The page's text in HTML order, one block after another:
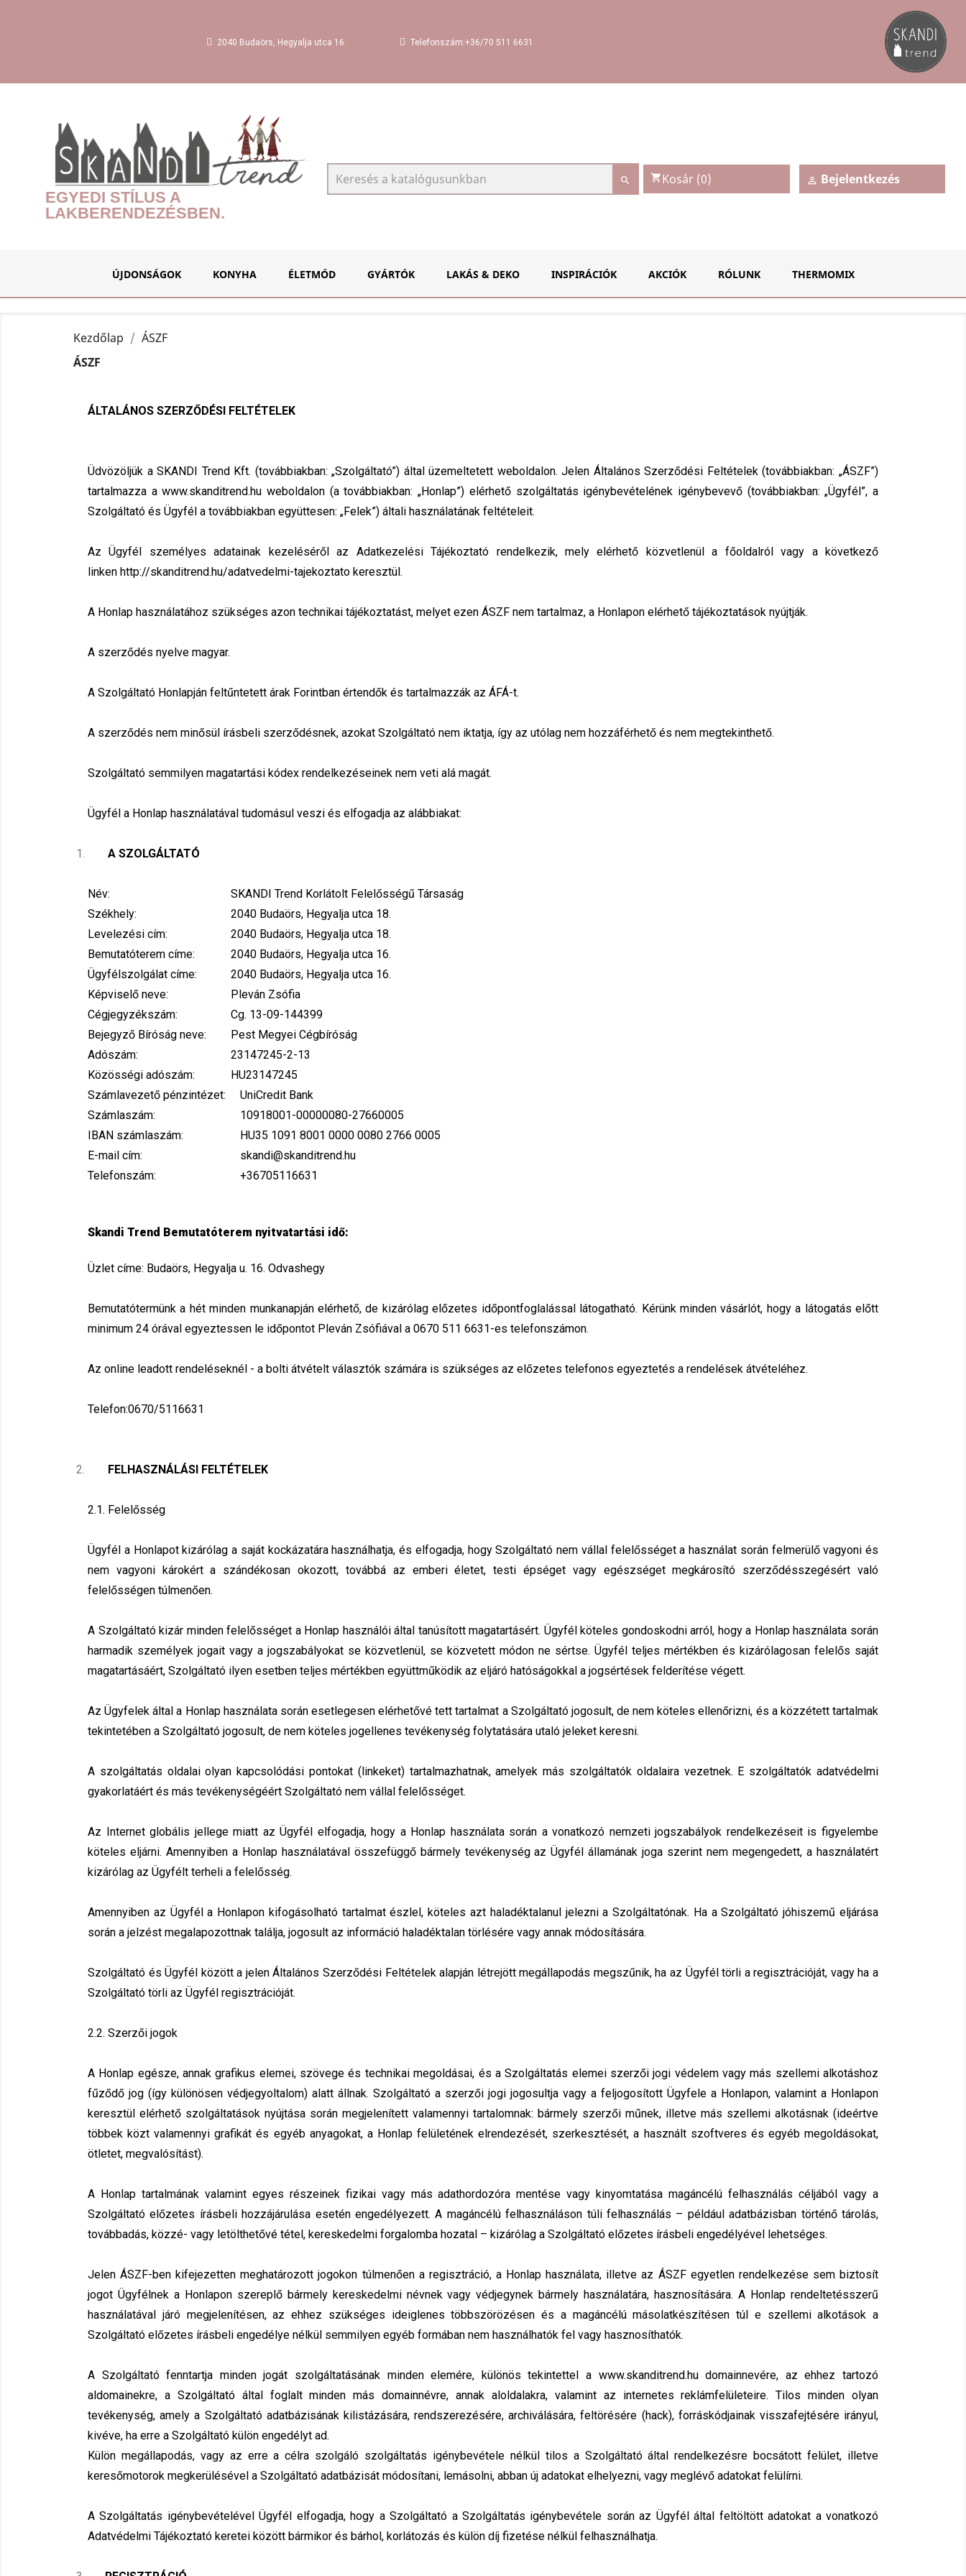
2040 Budaörs, Hegyalja utca 16. Telefonszám:+36/70 511 6631
EGYEDI STÍLUS A
LAKBERENDEZÉSBEN.
 shopping_cartKosár (0)  Bejelentkezés
ÚJDONSÁGOK KONYHA ÉLETMÓD GYÁRTÓK LAKÁS & DEKO INSPIRÁCIÓK AKCIÓK RÓLUNK THERMOMIX
Kezdőlap
ÁSZF
ÁSZF
ÁLTALÁNOS SZERZŐDÉSI FELTÉTELEK
Üdvözöljük a SKANDI Trend Kft. (továbbiakban: „Szolgáltató”) által üzemeltetett weboldalon. Jelen Általános Szerződési Feltételek (továbbiakban: „ÁSZF”)
tartalmazza awww.skanditrend.hu weboldalon (a továbbiakban: „Honlap”) elérhető szolgáltatás igénybevételének igénybevevő (továbbiakban: „Ügyfél”, a
Szolgáltató és Ügyfél a továbbiakban együttesen: „Felek”) általi használatának feltételeit.
Az Ügyfél személyes adatainak kezeléséről az Adatkezelési Tájékoztató rendelkezik, mely elérhető közvetlenül a főoldalról vagy a következő
linken http://skanditrend.hu/adatvedelmi-tajekoztato keresztül.
A Honlap használatához szükséges azon technikai tájékoztatást, melyet ezen ÁSZF nem tartalmaz, a Honlapon elérhető tájékoztatások nyújtják.
A szerződés nyelve magyar.
A Szolgáltató Honlapján feltűntetett árak Forintban értendők és tartalmazzák az ÁFÁ-t.
A szerződés nem minősül írásbeli szerződésnek, azokat Szolgáltató nem iktatja, így az utólag nem hozzáférhető és nem megtekinthető.
Szolgáltató semmilyen magatartási kódex rendelkezéseinek nem veti alá magát.
Ügyfél a Honlap használatával tudomásul veszi és elfogadja az alábbiakat:
A SZOLGÁLTATÓ
Név:
SKANDI Trend Korlátolt Felelősségű Társaság
Székhely:
2040 Budaörs, Hegyalja utca 18.
Levelezési cím:
2040 Budaörs, Hegyalja utca 18.
Bemutatóterem címe:
2040 Budaörs, Hegyalja utca 16.
Ügyfélszolgálat címe:
2040 Budaörs, Hegyalja utca 16.
Képviselő neve:
Pleván Zsófia
Cégjegyzékszám:
Cg. 13-09-144399
Bejegyző Bíróság neve:
Pest Megyei Cégbíróság
Adószám:
23147245-2-13
Közösségi adószám:
HU23147245
Számlavezető pénzintézet:
UniCredit Bank
Számlaszám:
10918001-00000080-27660005
IBAN számlaszám:
HU35 1091 8001 0000 0080 2766 0005
E-mail cím:
skandi@skanditrend.hu
Telefonszám:
+36705116631
Skandi Trend Bemutatóterem nyitvatartási idő:
Üzlet címe: Budaörs, Hegyalja u. 16. Odvashegy
Bemutatótermünk a hét minden munkanapján elérhető, de kizárólag előzetes időpontfoglalással látogatható. Kérünk minden vásárlót, hogy a látogatás előtt
minimum 24 órával egyeztessen le időpontot Pleván Zsófiával a 0670 511 6631-es telefonszámon.
Az online leadott rendeléseknél - a bolti átvételt választók számára is szükséges az előzetes telefonos egyeztetés a rendelések átvételéhez.
Telefon:0670/5116631
FELHASZNÁLÁSI FELTÉTELEK
2.1. Felelősség
Ügyfél a Honlapot kizárólag a saját kockázatára használhatja, és elfogadja, hogy Szolgáltató nem vállal felelősséget a használat során felmerülő vagyoni és
nem vagyoni károkért a szándékosan okozott, továbbá az emberi életet, testi épséget vagy egészséget megkárosító szerződésszegésért való
felelősségen túlmenően.
A Szolgáltató kizár minden felelősséget a Honlap használói által tanúsított magatartásért. Ügyfél köteles gondoskodni arról, hogy a Honlap használata során
harmadik személyek jogait vagy a jogszabályokat se közvetlenül, se közvetett módon ne sértse. Ügyfél teljes mértékben és kizárólagosan felelős saját
magatartásáért, Szolgáltató ilyen esetben teljes mértékben együttműködik az eljáró hatóságokkal a jogsértések felderítése végett.
Az Ügyfelek által a Honlap használata során esetlegesen elérhetővé tett tartalmat a Szolgáltató jogosult, de nem köteles ellenőrizni, és a közzétett tartalmak
tekintetében a Szolgáltató jogosult, de nem köteles jogellenes tevékenység folytatására utaló jeleket keresni.
A szolgáltatás oldalai olyan kapcsolódási pontokat (linkeket) tartalmazhatnak, amelyek más szolgáltatók oldalaira vezetnek. E szolgáltatók adatvédelmi
gyakorlatáért és más tevékenységéért Szolgáltató nem vállal felelősséget.
Az Internet globális jellege miatt az Ügyfél elfogadja, hogy a Honlap használata során a vonatkozó nemzeti jogszabályok rendelkezéseit is figyelembe
köteles eljárni. Amennyiben a Honlap használatával összefüggő bármely tevékenység az Ügyfél államának joga szerint nem megengedett, a használatért
kizárólag az Ügyfélt terheli a felelősség.
Amennyiben az Ügyfél a Honlapon kifogásolható tartalmat észlel, köteles azt haladéktalanul jelezni a Szolgáltatónak. Ha a Szolgáltató jóhiszemű eljárása
során a jelzést megalapozottnak találja, jogosult az információ haladéktalan törlésére vagy annak módosítására.
Szolgáltató és Ügyfél között a jelen Általános Szerződési Feltételek alapján létrejött megállapodás megszűnik, ha az Ügyfél törli a regisztrációját, vagy ha a
Szolgáltató törli az Ügyfél regisztrációját.
2.2. Szerzői jogok
A Honlap egésze, annak grafikus elemei, szövege és technikai megoldásai, és a Szolgáltatás elemei szerzői jogi védelem vagy más szellemi alkotáshoz
fűződő jog (így különösen védjegyoltalom) alatt állnak. Szolgáltató a szerzői jogi jogosultja vagy a feljogosított Ügyfele a Honlapon, valamint a Honlapon
keresztül elérhető szolgáltatások nyújtása során megjelenített valamennyi tartalomnak: bármely szerzői műnek, illetve más szellemi alkotásnak (ideértve
többek közt valamennyi grafikát és egyéb anyagokat, a Honlap felületének elrendezését, szerkesztését, a használt szoftveres és egyéb megoldásokat,
ötletet, megvalósítást).
A Honlap tartalmának valamint egyes részeinek fizikai vagy más adathordozóra mentése vagy kinyomtatása magáncélú felhasználás céljából vagy a
Szolgáltató előzetes írásbeli hozzájárulása esetén engedélyezett. A magáncélú felhasználáson túli felhasználás – például adatbázisban történő tárolás,
továbbadás, közzé- vagy letölthetővé tétel, kereskedelmi forgalomba hozatal – kizárólag a Szolgáltató előzetes írásbeli engedélyével lehetséges.
Jelen ÁSZF-ben kifejezetten meghatározott jogokon túlmenően a regisztráció, a Honlap használata, illetve az ÁSZF egyetlen rendelkezése sem biztosít
jogot Ügyfélnek a Honlapon szereplő bármely kereskedelmi névnek vagy védjegynek bármely használatára, hasznosítására. A Honlap rendeltetésszerű
használatával járó megjelenítésen, az ehhez szükséges ideiglenes többszörözésen és a magáncélú másolatkészítésen túl e szellemi alkotások a
Szolgáltató előzetes írásbeli engedélye nélkül semmilyen egyéb formában nem használhatók fel vagy hasznosíthatók.
A Szolgáltató fenntartja minden jogát szolgáltatásának minden elemére, különös tekintettel a www.skanditrend.hu domainnevére, az ehhez tartozó
aldomainekre, a Szolgáltató által foglalt minden más domainnévre, annak aloldalakra, valamint az internetes reklámfelületeire. Tilos minden olyan
tevékenység, amely a Szolgáltató adatbázisának kilistázására, rendszerezésére, archiválására, feltörésére (hack), forráskódjainak visszafejtésére irányul,
kivéve, ha erre a Szolgáltató külön engedélyt ad.
Külön megállapodás, vagy az erre a célra szolgáló szolgáltatás igénybevétele nélkül tilos a Szolgáltató által rendelkezésre bocsátott felület, illetve
keresőmotorok megkerülésével a Szolgáltató adatbázisát módosítani, lemásolni, abban új adatokat elhelyezni, vagy meglévő adatokat felülírni.
A Szolgáltatás igénybevételével Ügyfél elfogadja, hogy a Szolgáltató a Szolgáltatás igénybevétele során az Ügyfél által feltöltött adatokat a vonatkozó
Adatvédelmi Tájékoztató keretei között bármikor és bárhol, korlátozás és külön díj fizetése nélkül felhasználhatja.